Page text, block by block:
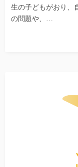
生の子どもがおり、
の問題や、…